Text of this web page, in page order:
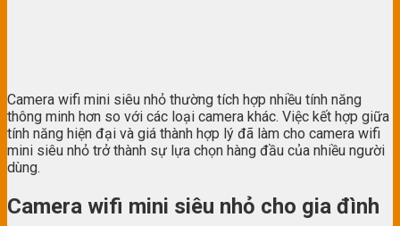
Camera wifi mini siêu nhỏ thường tích hợp nhiều tính năng
thông minh hơn so với các loại camera khác. Việc kết hợp giữa
tính năng hiện đại và giá thành hợp lý đã làm cho camera wifi
mini siêu nhỏ trở thành sự lựa chọn hàng đầu của nhiều người
dùng.
Camera wifi mini siêu nhỏ cho gia đình